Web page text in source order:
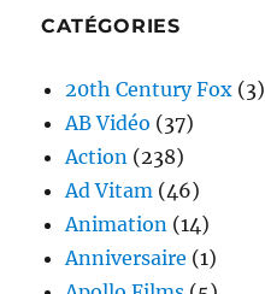
CATÉGORIES
20th Century Fox (3)
AB Vidéo (37)
Action (238)
Ad Vitam (46)
Animation (14)
Anniversaire (1)